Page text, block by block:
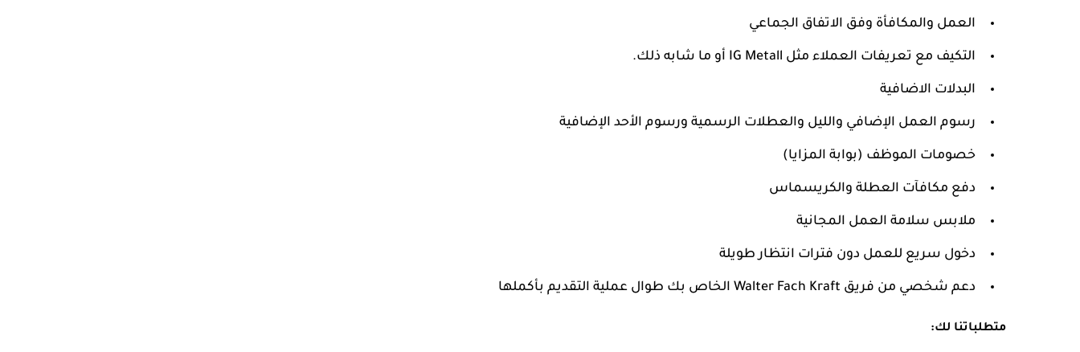
العمل والمكافأة وفق الاتفاق الجماعي
التكيف مع تعريفات العملاء مثل IG Metall أو ما شابه ذلك.
البدلات الاضافية
رسوم العمل الإضافي والليل والعطلات الرسمية ورسوم الأحد الإضافية
خصومات الموظف (بوابة المزايا)
دفع مكافآت العطلة والكريسماس
ملابس سلامة العمل المجانية
دخول سريع للعمل دون فترات انتظار طويلة
دعم شخصي من فريق Walter Fach Kraft الخاص بك طوال عملية التقديم بأكملها
متطلباتنا لك: